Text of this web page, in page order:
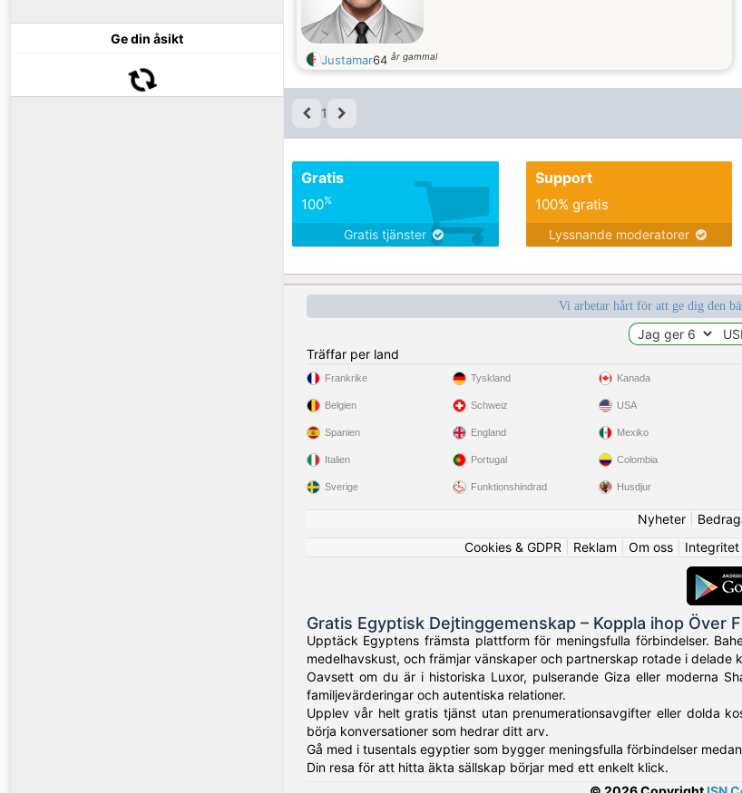
Ge din åsikt
Justamar64 år gammal
1
Gratis
100%
Gratis tjänster
Support
100% gratis
Lyssnande moderatorer
Vi arbetar hårt för att ge dig den
Träffar per land
Frankrike
Belgien
Spanien
Italien
Sverige
Tyskland
Schweiz
England
Portugal
Funktionshindrad
Kanada
USA
Mexiko
Colombia
Husdjur
Nyheter|
Cookies & GDPR
Reklam Om oss Integritet
Gratis Egyptisk Dejtinggemenskap – Koppla ihop Över
Upptäck Egyptens främsta plattform för meningsfulla förbindelser.
medelhavskust, och främjar vänskaper och partnerskap rotade i delade
Oavsett om du är i historiska Luxor, pulserande Giza eller moderna
familjevärderingar och autentiska relationer.
Upplev vår helt gratis tjänst utan prenumerationsavgifter eller dolda
börja konversationer som hedrar ditt arv.
Gå med i tusentals egyptier som bygger meningsfulla förbindelser
Din resa för att hitta äkta sällskap börjar med ett enkelt klick.